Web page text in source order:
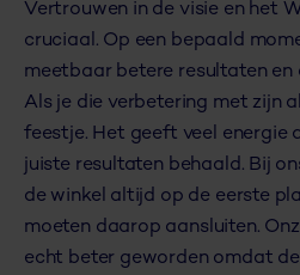
Vertrouwen in de visie en het
cruciaal. Op een bepaald
meetbaar betere resultaten
Als je die verbetering met zijn
feestje. Het geeft veel energie
juiste resultaten behaald. Bij
de winkel altijd op de eerste
moeten daarop aansluiten.
echt beter geworden omdat